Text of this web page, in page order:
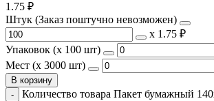
1.75 ₽
Штук (Заказ поштучно невозможен)
х 1.75 ₽
Упаковок (x 100 шт)
Мест (x 3000 шт)
В корзину
Количество товара Пакет бумажный